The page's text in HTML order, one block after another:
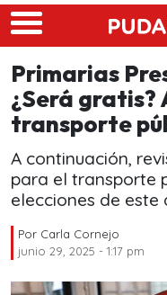
Skip to main content
Primarias
¿Será gratis?
transporte
A continuación,
para el transporte
elecciones de
Por Carla Cornejo
junio 29, 2025 - 1:17 pm